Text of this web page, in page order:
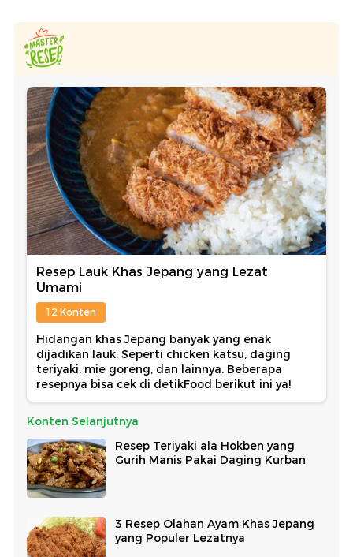
Resep Lauk Khas Jepang yang Lezat
Umami
12 Konten
Hidangan khas Jepang banyak yang enak
dijadikan lauk. Seperti chicken katsu, daging
teriyaki, mie goreng, dan lainnya. Beberapa
resepnya bisa cek di detikFood berikut ini ya!
Konten Selanjutnya
Resep Teriyaki ala Hokben yang
Gurih Manis Pakai Daging Kurban
3 Resep Olahan Ayam Khas Jepang
yang Populer Lezatnya